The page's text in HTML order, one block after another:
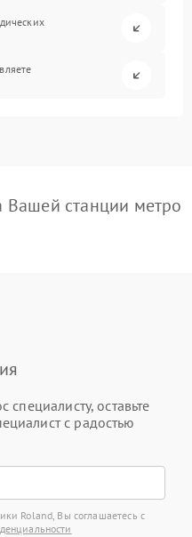
станции метро
специалисту, оставьте
с радостью
Roland, Вы соглашаетесь с